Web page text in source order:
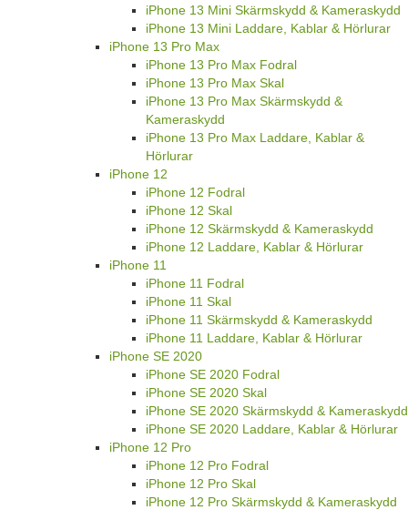
iPhone 13 Mini Skärmskydd & Kameraskydd
iPhone 13 Mini Laddare, Kablar & Hörlurar
iPhone 13 Pro Max
iPhone 13 Pro Max Fodral
iPhone 13 Pro Max Skal
iPhone 13 Pro Max Skärmskydd &
Kameraskydd
iPhone 13 Pro Max Laddare, Kablar &
Hörlurar
iPhone 12
iPhone 12 Fodral
iPhone 12 Skal
iPhone 12 Skärmskydd & Kameraskydd
iPhone 12 Laddare, Kablar & Hörlurar
iPhone 11
iPhone 11 Fodral
iPhone 11 Skal
iPhone 11 Skärmskydd & Kameraskydd
iPhone 11 Laddare, Kablar & Hörlurar
iPhone SE 2020
iPhone SE 2020 Fodral
iPhone SE 2020 Skal
iPhone SE 2020 Skärmskydd & Kameraskydd
iPhone SE 2020 Laddare, Kablar & Hörlurar
iPhone 12 Pro
iPhone 12 Pro Fodral
iPhone 12 Pro Skal
iPhone 12 Pro Skärmskydd & Kameraskydd